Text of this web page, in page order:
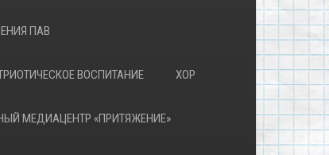
ПАВ
ВОСПИТАНИЕ ХОР
МЕДИАЦЕНТР «ПРИТЯЖЕНИЕ»